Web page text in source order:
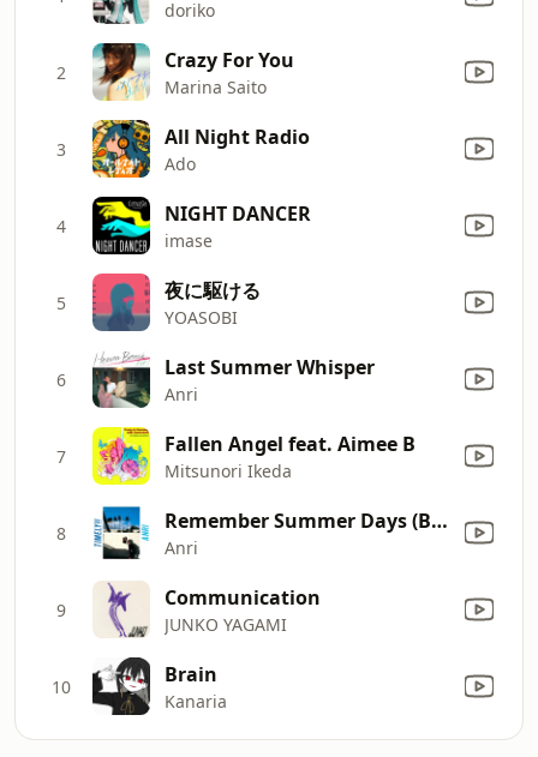
doriko
2 Crazy For You
Marina Saito
3 All Night Radio
Ado
4 NIGHT DANCER
imase
5 夜に駆ける
YOASOBI
6 Last Summer Whisper
Anri
7 Fallen Angel feat. Aimee B
Mitsunori Ikeda
8 Remember Summer Days (Bonus Track)
Anri
9 Communication
JUNKO YAGAMI
10 Brain
Kanaria